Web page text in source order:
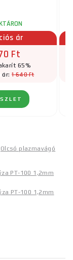
ár
Ft
65%
ár:1 640 Ft
Olcsó plazmavágó
PT-100 1,2mm
PT-100 1,2mm